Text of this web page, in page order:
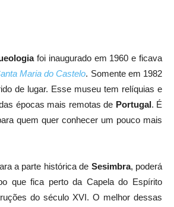
foi inaugurado em 1960 e ficava
Maria do Castelo. Somente em 1982
de lugar. Esse museu tem relíquias e
épocas mais remotas de Portugal. É
quem quer conhecer um pouco mais
a parte histórica de Sesimbra, poderá
que fica perto da Capela do Espírito
do século XVI. O melhor dessas